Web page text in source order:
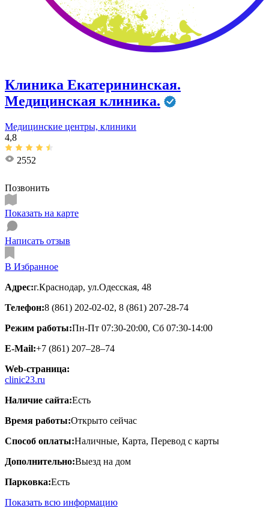
Клиника Екатерининская.
Медицинская клиника.
Медицинские центры, клиники
4,8
2552
Позвонить
Показать на карте
Написать отзыв
В Избранное
Адрес:г.Краснодар, ул.Одесская, 48
Телефон:8 (861) 202-02-02, 8 (861) 207-28-74
Режим работы:Пн-Пт 07:30-20:00, Сб 07:30-14:00
E-Mail:+7 (861) 207‒28‒74
Web-страница:
clinic23.ru
Наличие сайта:Есть
Время работы:Открыто сейчас
Способ оплаты:Наличные, Карта, Перевод с карты
Дополнительно:Выезд на дом
Парковка:Есть
Показать всю информацию